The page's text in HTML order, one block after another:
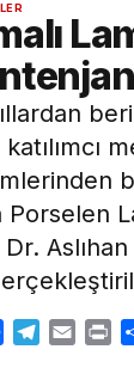
Porselen
Facebook
Telegram
Email